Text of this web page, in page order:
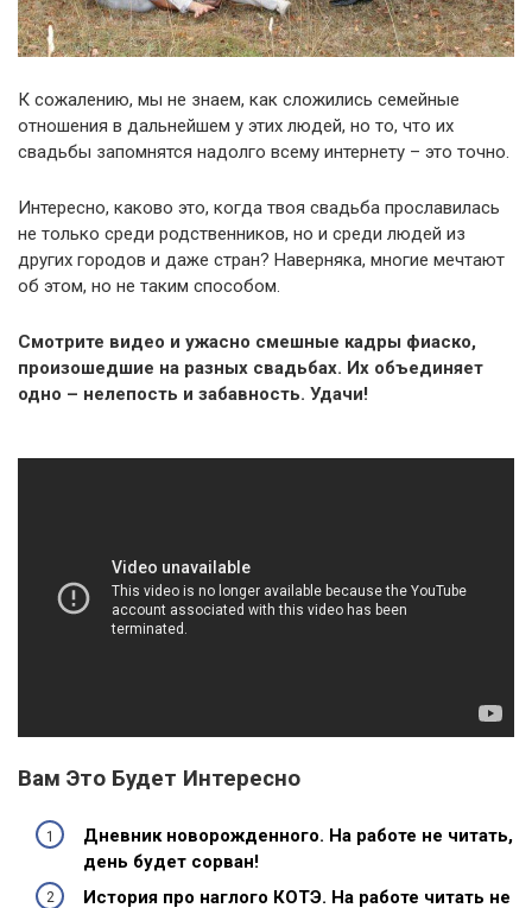
К сожалению, мы не знаем, как сложились семейные
отношения в дальнейшем у этих людей, но то, что их
свадьбы запомнятся надолго всему интернету – это точно.
Интересно, каково это, когда твоя свадьба прославилась
не только среди родственников, но и среди людей из
других городов и даже стран? Наверняка, многие мечтают
об этом, но не таким способом.
Смотрите видео и ужасно смешные кадры фиаско,
произошедшие на разных свадьбах. Их объединяет
одно – нелепость и забавность. Удачи!
Вам Это Будет Интересно
Дневник новорожденного. На работе не читать,
день будет сорван!
История про наглого КОТЭ. На работе читать не